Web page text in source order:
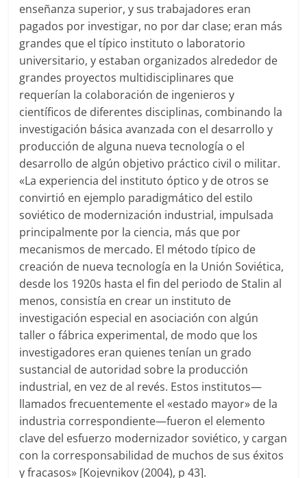
enseñanza superior, y sus trabajadores eran
pagados por investigar, no por dar clase; eran más
grandes que el típico instituto o laboratorio
universitario, y estaban organizados alrededor de
grandes proyectos multidisciplinares que
requerían la colaboración de ingenieros y
científicos de diferentes disciplinas, combinando la
investigación básica avanzada con el desarrollo y
producción de alguna nueva tecnología o el
desarrollo de algún objetivo práctico civil o militar.
«La experiencia del instituto óptico y de otros se
convirtió en ejemplo paradigmático del estilo
soviético de modernización industrial, impulsada
principalmente por la ciencia, más que por
mecanismos de mercado. El método típico de
creación de nueva tecnología en la Unión Soviética,
desde los 1920s hasta el fin del periodo de Stalin al
menos, consistía en crear un instituto de
investigación especial en asociación con algún
taller o fábrica experimental, de modo que los
investigadores eran quienes tenían un grado
sustancial de autoridad sobre la producción
industrial, en vez de al revés. Estos institutos—
llamados frecuentemente el «estado mayor» de la
industria correspondiente—fueron el elemento
clave del esfuerzo modernizador soviético, y cargan
con la corresponsabilidad de muchos de sus éxitos
y fracasos» [Kojevnikov (2004), p 43].